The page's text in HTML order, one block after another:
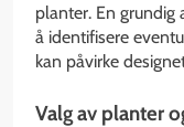
planter. En grundig
å identifisere
kan påvirke
Valg av planter